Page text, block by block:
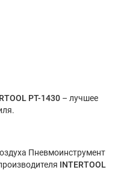
PT-1430 – лучшее
Пневмоинструмент
INTERTOOL